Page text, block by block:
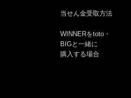
当せん金受取方法
WINNERをtoto・
BIGと一緒に
購入する場合